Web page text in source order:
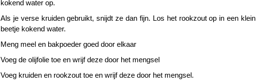
kokend water op.
Als je verse kruiden gebruikt, snijdt ze dan fijn. Los het rookzout op in een klein
beetje kokend water.
Meng meel en bakpoeder goed door elkaar
Voeg de olijfolie toe en wrijf deze door het mengsel
Voeg kruiden en rookzout toe en wrijf deze door het mengsel.